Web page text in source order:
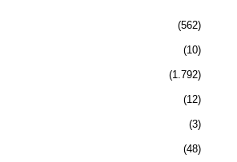
562
10
1.792
12
3
48